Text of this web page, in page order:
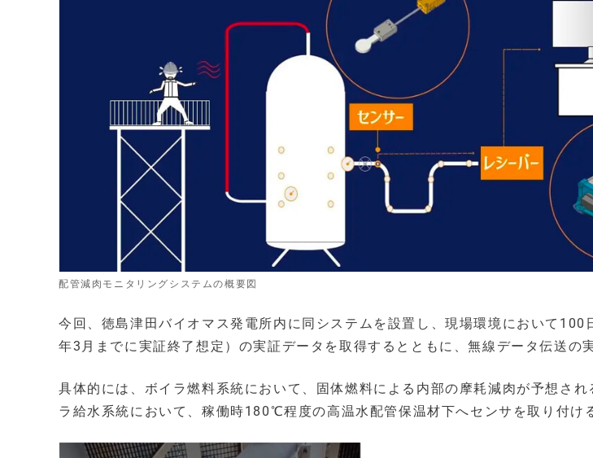
配管減肉モニタリングシステムの概要図
今回、徳島津田バイオマス発電所内に同システムを設置し、現場環境において100
年3月までに実証終了想定）の実証データを取得するとともに、無線データ伝送の
具体的には、ボイラ燃料系統において、固体燃料による内部の摩耗減肉が予想され
ラ給水系統において、稼働時180℃程度の高温水配管保温材下へセンサを取り付け